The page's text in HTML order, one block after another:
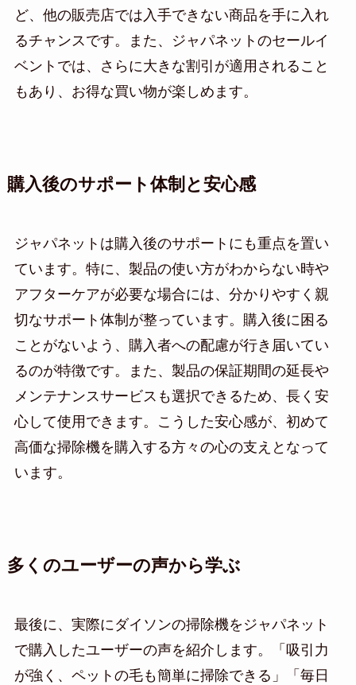
ど、他の販売店では入手できない商品を手に入れ
るチャンスです。また、ジャパネットのセールイ
ベントでは、さらに大きな割引が適用されること
もあり、お得な買い物が楽しめます。
購入後のサポート体制と安心感
ジャパネットは購入後のサポートにも重点を置い
ています。特に、製品の使い方がわからない時や
アフターケアが必要な場合には、分かりやすく親
切なサポート体制が整っています。購入後に困る
ことがないよう、購入者への配慮が行き届いてい
るのが特徴です。また、製品の保証期間の延長や
メンテナンスサービスも選択できるため、長く安
心して使用できます。こうした安心感が、初めて
高価な掃除機を購入する方々の心の支えとなって
います。
多くのユーザーの声から学ぶ
最後に、実際にダイソンの掃除機をジャパネット
で購入したユーザーの声を紹介します。「吸引力
が強く、ペットの毛も簡単に掃除できる」「毎日